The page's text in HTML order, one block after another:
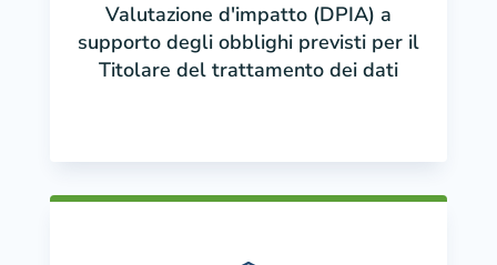
Valutazione d'impatto (DPIA) a
supporto degli obblighi previsti per il
Titolare del trattamento dei dati